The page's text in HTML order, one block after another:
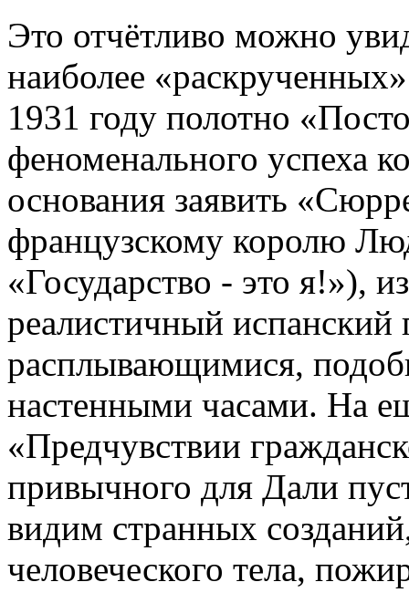
Это отчётливо можно
наиболее
1931 году полотно
феноменального успеха
основания заявить
французскому королю
«Государство - это я!»),
реалистичный испанский
расплывающимися,
настенными часами. На
«Предчувствии
привычного для Дали
видим странных
человеческого тела,